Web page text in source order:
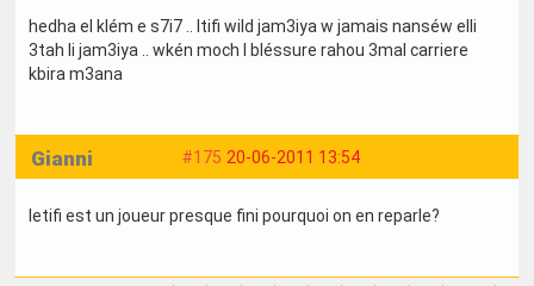
hedha el klém e s7i7 .. ltifi wild jam3iya w jamais nanséw elli
3tah li jam3iya .. wkén moch l bléssure rahou 3mal carriere
kbira m3ana
#175 20-06-2011 13:54
Gianni
letifi est un joueur presque fini pourquoi on en reparle?